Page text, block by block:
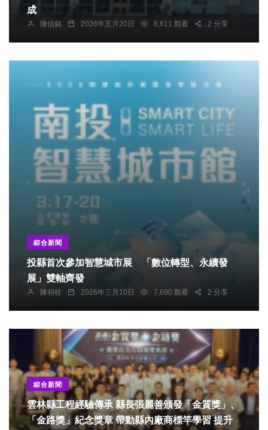
成
陳信銘 2026年五月20日 8,611 觀看 2 分享
綜合新聞
投縣首次參加智慧城市展 「數位轉型、永續發
展」雙軸齊發
陳朝枝 2026年三月10日 7,690 觀看 2 分享
綜合新聞
雲林縣工程經驗傳承 縣長張麗善頒發「金質獎」、
「金路獎」紀念獎章 帶動縣內廠商標竿學習 提升